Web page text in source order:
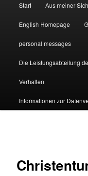
Start Aus meiner
English Homepage
personal messages
Die Leistungsabteilung
Verhalten
Informationen zur